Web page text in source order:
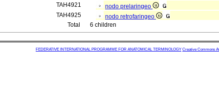
TAH4921
nodo prelaringeo
TAH4925
nodo retrofaringeo
Total
6 children
FEDERATIVE INTERNATIONAL PROGRAMME FOR ANATOMICAL TERMINOLOGY Creative Commons